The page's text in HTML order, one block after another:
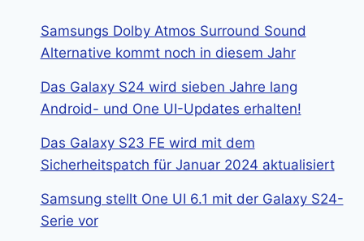
Samsungs Dolby Atmos Surround Sound
Alternative kommt noch in diesem Jahr
Das Galaxy S24 wird sieben Jahre lang
Android- und One UI-Updates erhalten!
Das Galaxy S23 FE wird mit dem
Sicherheitspatch für Januar 2024 aktualisiert
Samsung stellt One UI 6.1 mit der Galaxy S24-
Serie vor